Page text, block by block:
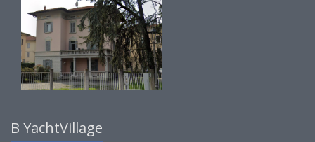
В YachtVillage